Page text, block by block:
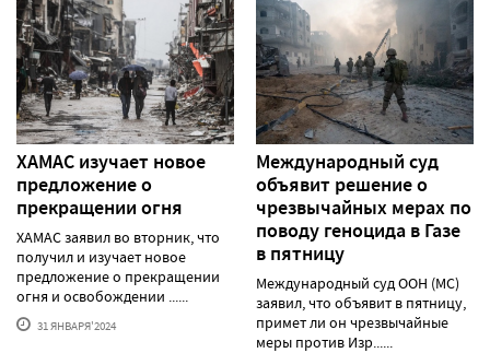
ХАМАС изучает новое
предложение о
прекращении огня
ХАМАС заявил во вторник, что
получил и изучает новое
предложение о прекращении
огня и освобождении ......
31 ЯНВАРЯ'2024
Международный суд
объявит решение о
чрезвычайных мерах по
поводу геноцида в Газе
в пятницу
Международный суд ООН (МС)
заявил, что объявит в пятницу,
примет ли он чрезвычайные
меры против Изр......